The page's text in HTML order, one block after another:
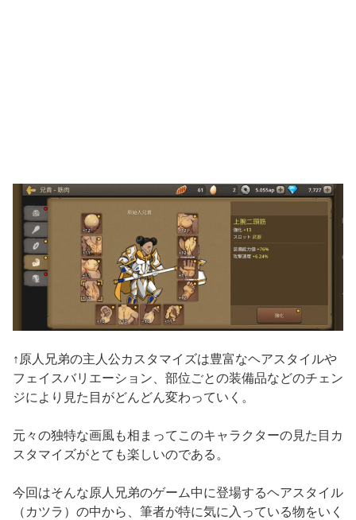
↑原人兄弟の主人公カスタマイズは豊富なヘアスタイルや
フェイスバリエーション、部位ごとの装備品などのチェン
ジにより見た目がどんどん変わっていく。
元々の独特な画風も相まってこのキャラクターの見た目カ
スタマイズがとても楽しいのである。
今回はそんな原人兄弟のゲーム中に登場するヘアスタイル
（カツラ）の中から、筆者が特に気に入っている物をいく